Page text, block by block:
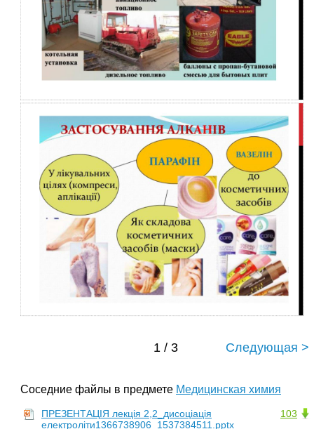
1 / 3 Следующая >
Соседние файлы в предмете Медицинская химия
103
ПРЕЗЕНТАЦІЯ лекція 2,2_дисоціація
електроліти1366738906_1537384511.pptx